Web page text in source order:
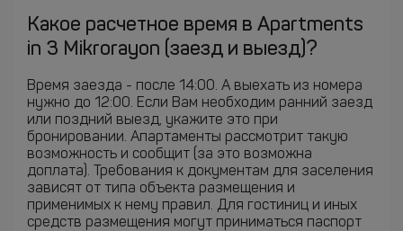
Какое расчетное время в Apartments
in 3 Mikrorayon (заезд и выезд)?
Время заезда - после 14:00. А выехать из номера
нужно до 12:00. Если Вам необходим ранний заезд
или поздний выезд, укажите это при
бронировании. Апартаменты рассмотрит такую
возможность и сообщит (за это возможна
доплата). Требования к документам для заселения
зависят от типа объекта размещения и
применимых к нему правил. Для гостиниц и иных
средств размещения могут приниматься паспорт